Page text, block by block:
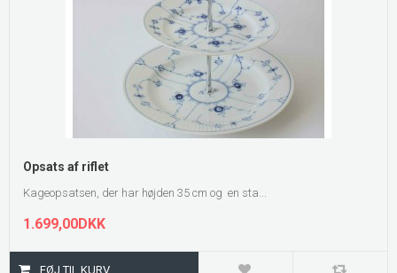
Opsats af riflet
Kageopsatsen, der har højden 35 cm og en sta...
1.699,00DKK